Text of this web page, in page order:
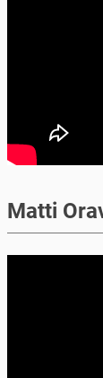
Matti